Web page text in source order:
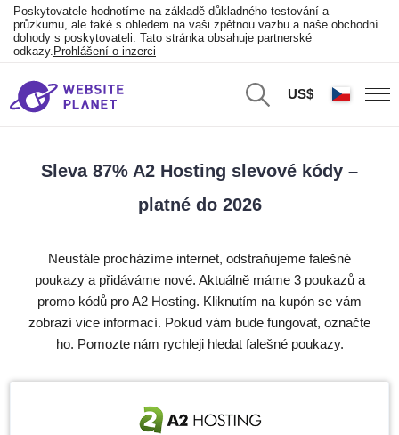
Poskytovatele hodnotíme na základě důkladného testování a
průzkumu, ale také s ohledem na vaši zpětnou vazbu a naše obchodní
dohody s poskytovateli. Tato stránka obsahuje partnerské
odkazy. Prohlášení o inzerci
US$
Sleva 87% A2 Hosting slevové kódy –
platné do 2026
Neustále procházíme internet, odstraňujeme falešné
poukazy a přidáváme nové. Aktuálně máme 3 poukazů a
promo kódů pro A2 Hosting. Kliknutím na kupón se vám
zobrazí vice informací. Pokud vám bude fungovat, označte
ho. Pomozte nám rychleji hledat falešné poukazy.